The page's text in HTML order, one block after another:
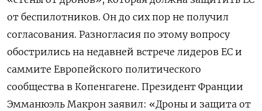
от беспилотников. Он до сих пор не получил
согласования. Разногласия по этому вопросу
обострились на недавней встрече лидеров ЕС и
саммите Европейского политического
сообщества в Копенгагене. Президент Франции
Эмманюэль Макрон заявил: «Дроны и защита от